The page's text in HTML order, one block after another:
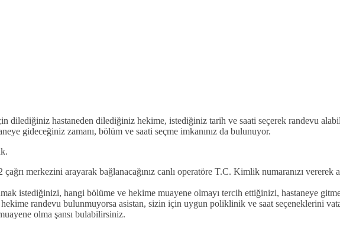
dilediğiniz hastaneden dilediğiniz hekime, istediğiniz tarih ve saati seçerek randevu
gideceğiniz zamanı, bölüm ve saati seçme imkanınız da bulunuyor.
merkezini arayarak bağlanacağınız canlı operatöre T.C. Kimlik numaranızı
istediğinizi, hangi bölüme ve hekime muayene olmayı tercih ettiğinizi, hastaneye
hekime randevu bulunmuyorsa asistan, sizin için uygun poliklinik ve saat seçeneklerini
olma şansı bulabilirsiniz.